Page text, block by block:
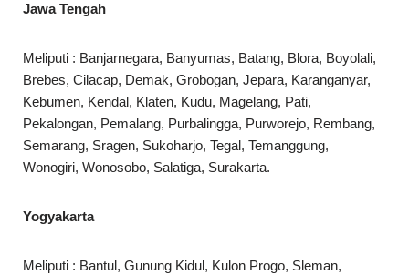
Jawa Tengah
Meliputi : Banjarnegara, Banyumas, Batang, Blora, Boyolali,
Brebes, Cilacap, Demak, Grobogan, Jepara, Karanganyar,
Kebumen, Kendal, Klaten, Kudu, Magelang, Pati,
Pekalongan, Pemalang, Purbalingga, Purworejo, Rembang,
Semarang, Sragen, Sukoharjo, Tegal, Temanggung,
Wonogiri, Wonosobo, Salatiga, Surakarta.
Yogyakarta
Meliputi : Bantul, Gunung Kidul, Kulon Progo, Sleman,